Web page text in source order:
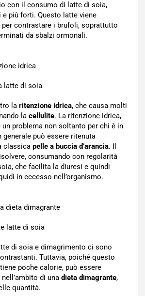
con il consumo di latte di soia,
e più forti. Questo latte viene
contrastare i brufoli, soprattutto
da sbalzi ormonali.
idrica
la ritenzione idrica, che causa molti
la cellulite. La ritenzione idrica,
problema non soltanto per chi è in
generale può essere ritenuta
classica pelle a buccia d’arancia. Il
consumando con regolarità
che facilita la diuresi e quindi
in eccesso nell’organismo.
dieta dimagrante
di soia e dimagrimento ci sono
Tuttavia, poiché questo
poche calorie, può essere
di una dieta dimagrante,
quantità.